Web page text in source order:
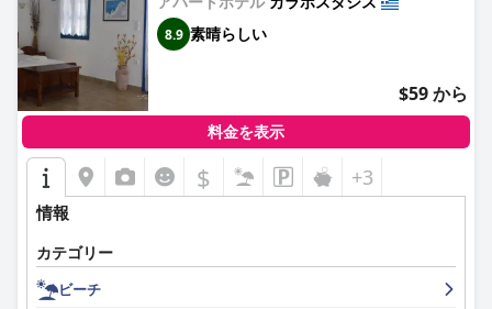
8.9 素晴らしい
$59 から
料金を表示
$ +3
情報
カテゴリー
ビーチ